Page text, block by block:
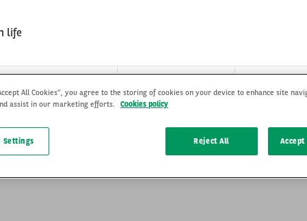
life
All Cookies”, you agree to the storing of cookies on your device to enhance site
assist in our marketing efforts.
Cookies policy
Reject All Accept
Settings